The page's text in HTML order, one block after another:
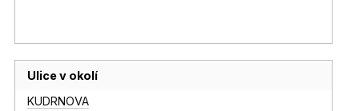
Ulice v okolí
KUDRNOVA